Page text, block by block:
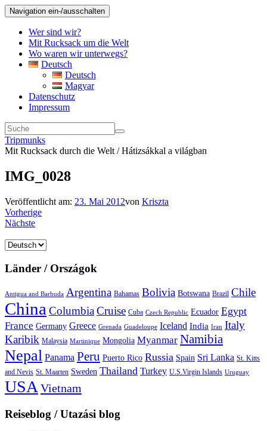
Navigation ein-/ausschalten
Wer sind wir?
Mit Rucksack um die Welt
Wo waren wir unterwegs?
Deutsch
Deutsch
Magyar
Datenschutz
Impressum
Tripmunks
Mit Rucksack durch die Welt / Hátizsákkal a világban
IMG_0028
Veröffentlicht am: 23. Mai 2012von Kriszta
Vorherige
Nächste
Sprache
Länder / Országok
Antigua and Barbuda Argentina Bahamas Bolivia Botswana Brazil Chile
China ColumbiaCruise Cuba Czech Republic Ecuador Egypt
France Germany Greece Grenada Guadeloupe Iceland India Iran Italy
Karibik Malaysia Martinique Mongolia Myanmar Namibia
Nepal Panama Peru Puerto Rico Russia Spain Sri Lanka St. Kitts
and Nevis St. Maarten Sweden Thailand Turkey U.S.Virgin Islands Uruguay
USAVietnam
Reiseblog / Utazási blog